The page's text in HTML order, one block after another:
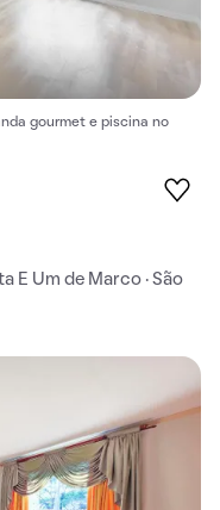
gourmet e piscina no
E Um de Marco · São